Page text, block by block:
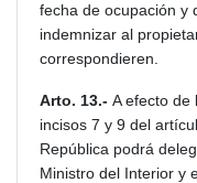
fecha de ocupación y
indemnizar al
correspondieren.
Arto. 13.- A efecto de
incisos 7 y 9 del
República podrá
Ministro del Interior y